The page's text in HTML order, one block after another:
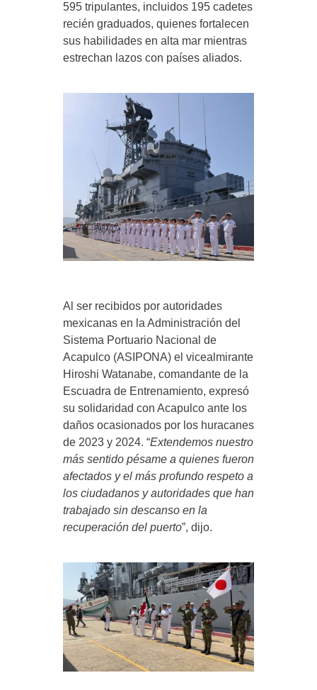
595 tripulantes, incluidos 195 cadetes
recién graduados, quienes fortalecen
sus habilidades en alta mar mientras
estrechan lazos con países aliados.
Al ser recibidos por autoridades
mexicanas en la Administración del
Sistema Portuario Nacional de
Acapulco (ASIPONA) el vicealmirante
Hiroshi Watanabe, comandante de la
Escuadra de Entrenamiento, expresó
su solidaridad con Acapulco ante los
daños ocasionados por los huracanes
de 2023 y 2024. “Extendemos nuestro
más sentido pésame a quienes fueron
afectados y el más profundo respeto a
los ciudadanos y autoridades que han
trabajado sin descanso en la
recuperación del puerto”, dijo.